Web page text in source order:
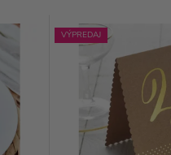
VÝPREDAJ